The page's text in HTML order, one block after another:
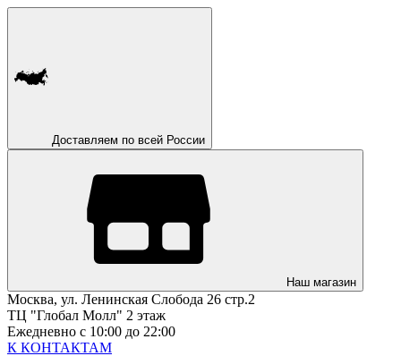
Доставляем по всей России
Наш магазин
Москва, ул. Ленинская Слобода 26 стр.2
ТЦ "Глобал Молл" 2 этаж
Ежедневно с 10:00 до 22:00
К КОНТАКТАМ